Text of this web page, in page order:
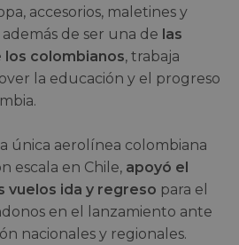
accesorios, maletines y
de ser una de las
colombianos, trabaja
la educación y el progreso
la única aerolínea colombiana
escala en Chile, apoyó el
vuelos ida y regreso para el
en el lanzamiento ante
nacionales y regionales.